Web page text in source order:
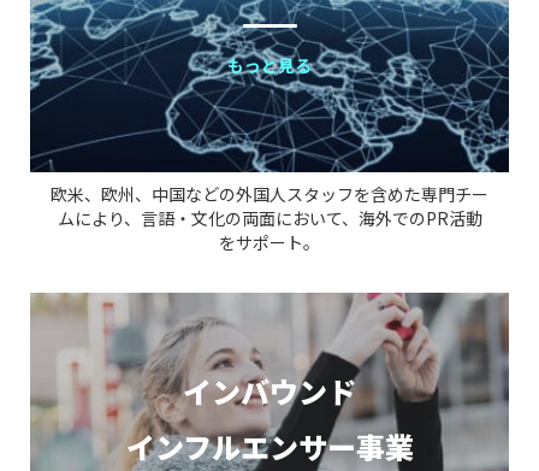
もっと見る
欧米、欧州、中国などの外国人スタッフを含めた専門チー
ムにより、言語・文化の両面において、海外でのPR活動
をサポート。
インバウンド
インフルエンサー事業